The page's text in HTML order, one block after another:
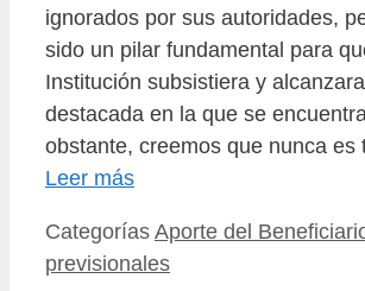
ignorados por sus autoridades,
sido un pilar fundamental para
Institución subsistiera y
destacada en la que se
obstante, creemos que nunca
Leer más
Categorías Aporte del
previsionales